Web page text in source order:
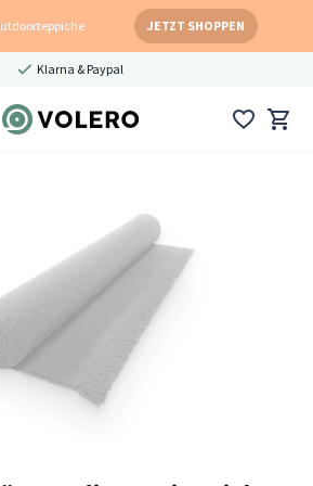
JETZT SHOPPEN
Klarna & Paypal